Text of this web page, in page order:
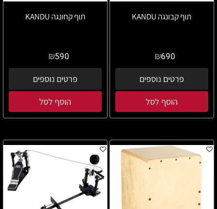
תוף קבונגה KANDU
₪690
פרטים נוספים
הוסף לסל
תוף קחונגה KANDU
₪590
פרטים נוספים
הוסף לסל